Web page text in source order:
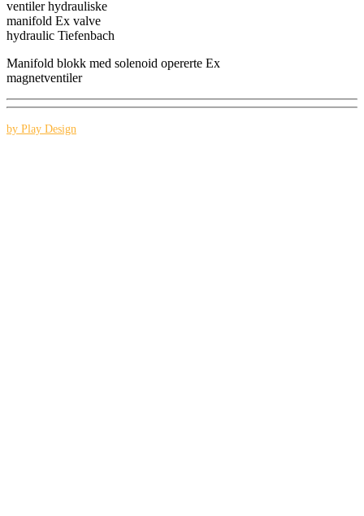
Manifold blokk med solenoid opererte Ex
magnetventiler
by Play Design